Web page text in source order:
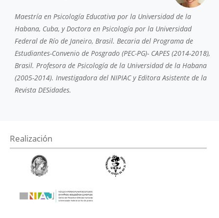
Maestría en Psicología Educativa por la Universidad de la
Habana, Cuba, y Doctora en Psicología por la Universidad
Federal de Río de Janeiro, Brasil. Becaria del Programa de
Estudiantes-Convenio de Posgrado (PEC-PG)- CAPES (2014-2018),
Brasil. Profesora de Psicología de la Universidad de la Habana
(2005-2014). Investigadora del NIPIAC y Editora Asistente de la
Revista DESidades.
Realización